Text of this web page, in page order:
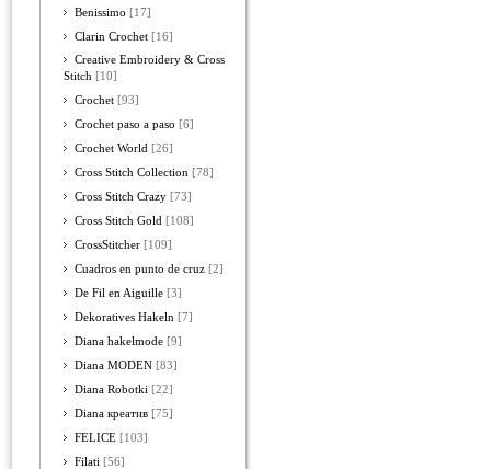
Benissimo [17]
Clarin Crochet [16]
Creative Embroidery & Cross
Stitch [10]
Crochet [93]
Crochet paso a paso [6]
Crochet World [26]
Cross Stitch Collection [78]
Cross Stitch Crazy [73]
Cross Stitch Gold [108]
CrossStitcher [109]
Cuadros en punto de cruz [2]
De Fil en Aiguille [3]
Dekoratives Hakeln [7]
Diana hakelmode [9]
Diana MODEN [83]
Diana Robotki [22]
Diana креатив [75]
FELICE [103]
Filati [56]